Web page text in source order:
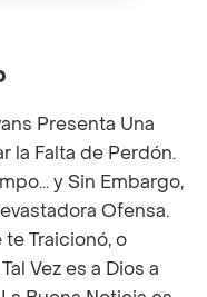
Presenta Una
la Falta de Perdón.
y Sin Embargo,
Ofensa.
te Traicionó, o
Vez es a Dios a